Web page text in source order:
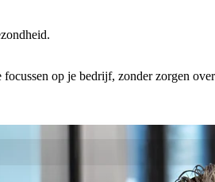
op je bedrijf, zonder zorgen